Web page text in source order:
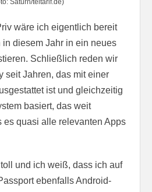
wäre ich eigentlich bereit
diesem Jahr in ein neues
Schließlich reden wir
seit Jahren, das mit einer
ist und gleichzeitig
basiert, das weit
es quasi alle relevanten Apps
und ich weiß, dass ich auf
ebenfalls Android-